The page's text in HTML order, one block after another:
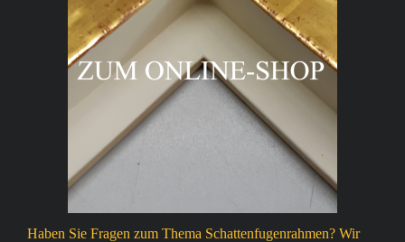
Haben Sie Fragen zum Thema Schattenfugenrahmen? Wir